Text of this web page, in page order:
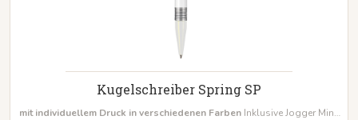
Kugelschreiber Spring SP
mit individuellem Druck in verschiedenen Farben Inklusive Jogger Mine